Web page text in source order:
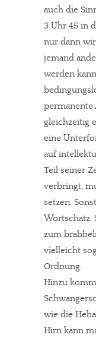
auch die
3 Uhr 45 in
nur dann
jemand
werden
permanente
gleichzeitig
eine
auf
Teil seiner
verbringt,
setzen.
Wortschatz.
zum
vielleicht
Ordnung.
Hinzu
wie die
Hirn kann